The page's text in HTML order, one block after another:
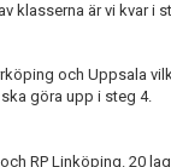
klasserna är vi kvar i
och Uppsala
göra upp i steg 4.
RP Linköping. 20